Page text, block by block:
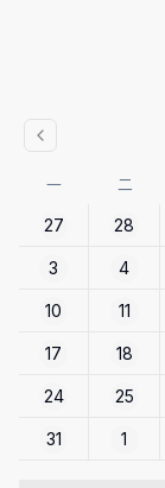
一 二
27 28
3 4
10 11
17 18
24 25
31 1